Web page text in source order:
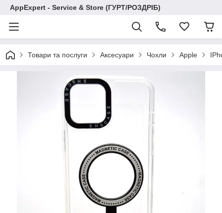
AppExpert - Service & Store (ГУРТ/РОЗДРІБ)
Товари та послуги Аксесуари Чохли Apple